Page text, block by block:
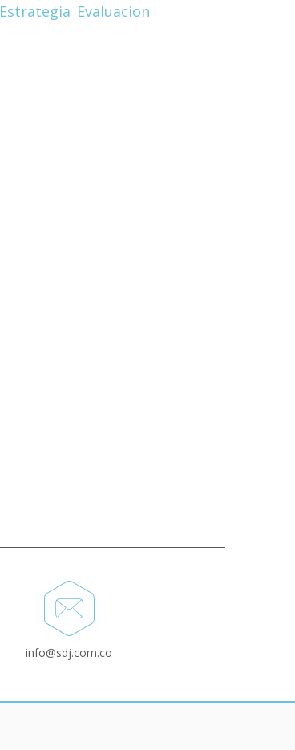
Estrategia Evaluacion
info@sdj.com.co